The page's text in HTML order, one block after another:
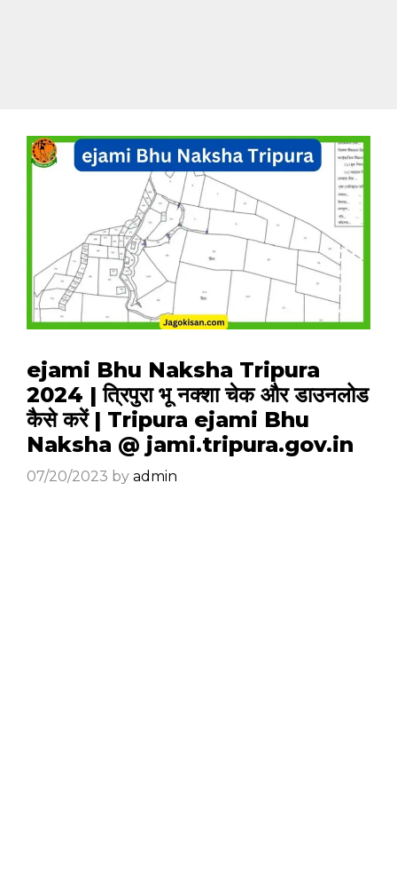
ejami Bhu Naksha Tripura
2024 | त्रिपुरा भू नक्शा चेक और डाउनलोड
कैसे करें | Tripura ejami Bhu
Naksha @ jami.tripura.gov.in
07/20/2023 by admin